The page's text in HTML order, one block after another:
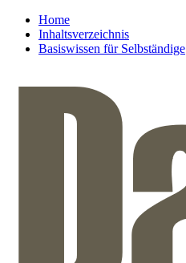
Home
Inhaltsverzeichnis
Basiswissen für Selbständige